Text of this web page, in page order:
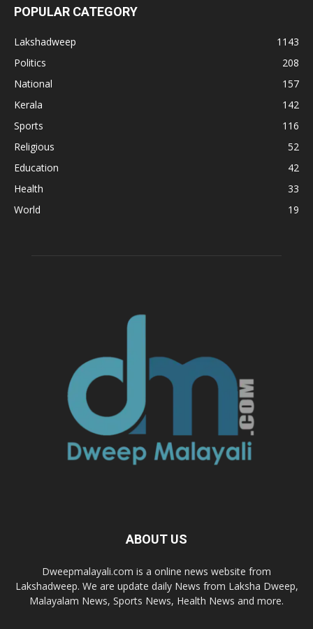
POPULAR CATEGORY
Lakshadweep
1143
Politics
208
National
157
Kerala
142
Sports
116
Religious
52
Education
42
Health
33
World
19
ABOUT US
Dweepmalayali.com is a online news website from
Lakshadweep. We are update daily News from Laksha Dweep,
Malayalam News, Sports News, Health News and more.